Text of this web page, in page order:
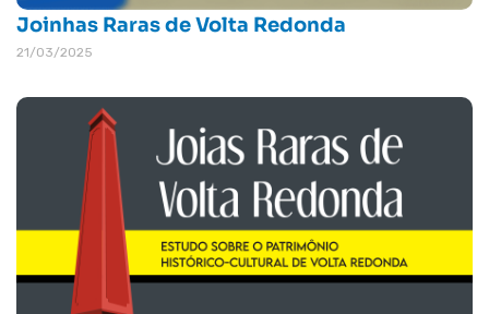
Joinhas Raras de Volta Redonda
21/03/2025